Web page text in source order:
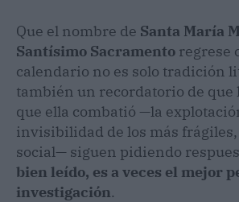
Que el nombre de Santa María
Santísimo Sacramento regrese
calendario no es solo tradición
también un recordatorio de que
que ella combatió —la
invisibilidad de los más
social— siguen pidiendo
bien leído, es a veces el mejor
investigación.